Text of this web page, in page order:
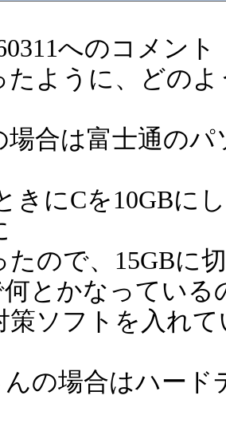
へのコメント
たように、どの
場合は富士通の
きにCを10GBに
たので、15GBに
何とかなっている
策ソフトを入れ
んの場合はハード